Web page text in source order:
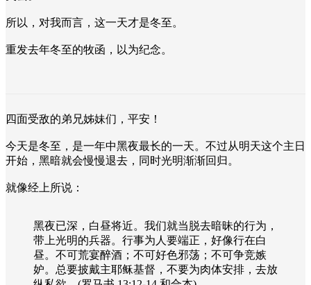
所以，对我而言，这一天才是冬至。
重发去年冬至的牧函，以为纪念。
四面受敌的弟兄姊妹们，平安！
今天是冬至，是一年中黑夜最长的一天。不过从明天这个主日
开始，黑暗就会慢慢退去，同时光明渐渐回归。
就像经上所说：
黑夜已深，白昼将近。我们就当脱去暗昧的行为，
带上光明的兵器。行事为人要端正，好像行在白
昼。不可荒宴醉酒；不可好色邪荡；不可争竞嫉
妒。总要披戴主耶稣基督，不要为肉体安排，去放